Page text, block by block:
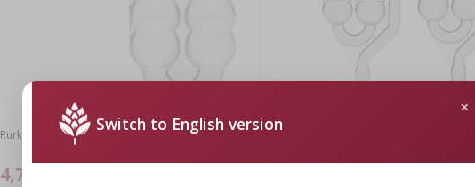
Rurka fermentacyjna pozioma - nietłukąca
4,78 zł
Switch to English version